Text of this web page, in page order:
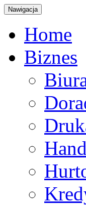
Nawigacja
Home
Biznes